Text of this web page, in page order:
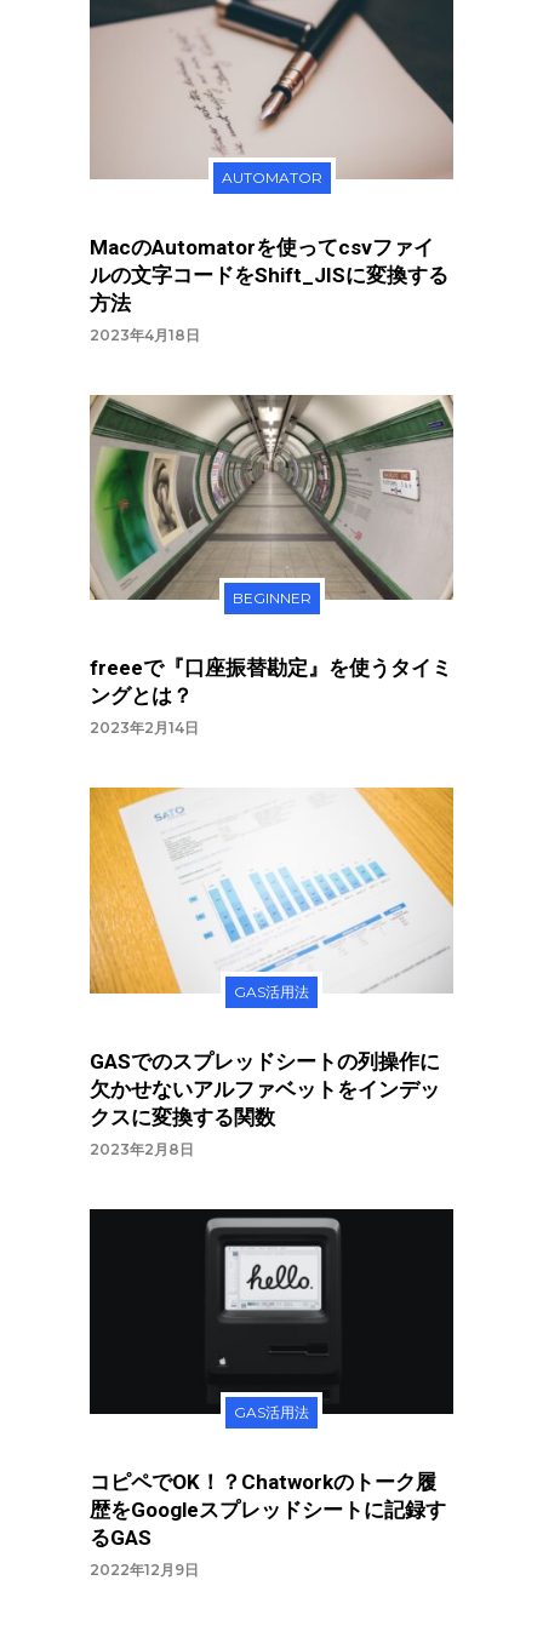
AUTOMATOR
MacのAutomatorを使ってcsvファイ
ルの文字コードをShift_JISに変換する
方法
2023年4月18日
BEGINNER
freeeで『口座振替勘定』を使うタイミ
ングとは？
2023年2月14日
GAS活用法
GASでのスプレッドシートの列操作に
欠かせないアルファベットをインデッ
クスに変換する関数
2023年2月8日
GAS活用法
コピペでOK！？Chatworkのトーク履
歴をGoogleスプレッドシートに記録す
るGAS
2022年12月9日